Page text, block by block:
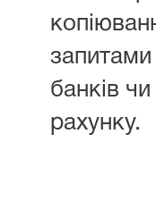
банків
рахунку.